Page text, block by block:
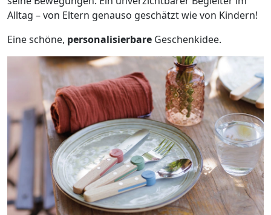
Alltag – von Eltern genauso geschätzt wie von Kindern!
Eine schöne, personalisierbare Geschenkidee.